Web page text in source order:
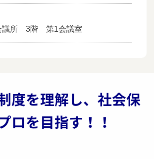
議所 3階 第1会議室
度を理解し、社会保
ロを目指す！！